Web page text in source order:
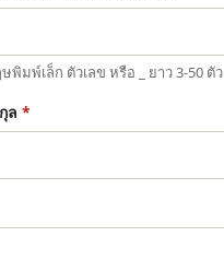
พิมพ์เล็ก ตัวเลข หรือ _ ยาว 3-50 ตัว
ล *